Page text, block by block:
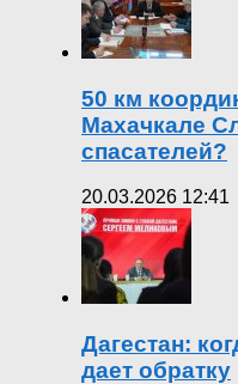
50 км
Махачкале
спасателей?
20.03.2026 12:41
Дагестан:
дает обратку